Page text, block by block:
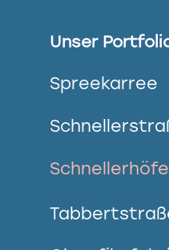
Unser
Spreekarree
Schnellerhöfe